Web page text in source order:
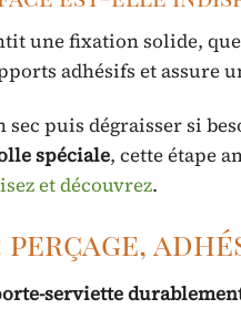
une fixation solide,
adhésifs et assure
puis dégraisser si
spéciale, cette étape
et découvrez.
serviette